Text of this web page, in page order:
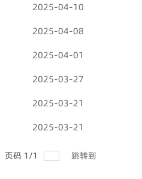
2025-04-10
2025-04-08
2025-04-01
2025-03-27
2025-03-21
2025-03-21
页码 1 /1 跳转到